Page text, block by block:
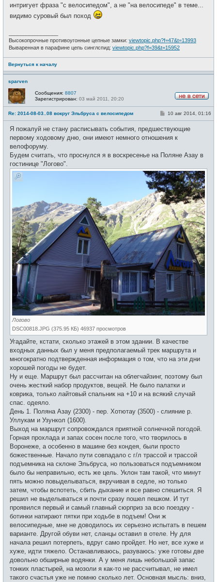
б
интригует фраза "с велосипедом", а не "на велосипеде" в теме...
видимо суровый был поход
Высокопрочные противоугонные цепные замки: viewtopic.php?f=47&t=13993
Вываренная в парафине цепь синглспид: viewtopic.php?f=39&t=15952
Вернуться к началу
sparven
е
в
с
Сообщения: 8807
Зарегистрирован: 03 май 2011, 20:20
Re: 2014-08-03..08 вокруг Эльбруса с велосипедом
С
б
щ
и
10 авг 2014, 01:16
Я пожалуй не стану расписывать события, предшествующие
первому ходовому дню, они имеют немного отношения к
велофоруму.
Будем считать, что проснулся я в воскресенье на Поляне Азау в
гостинице "Логово".
Логово
DSC00818.JPG (375.95 КБ) 46937 просмотров
Угадайте, кстати, сколько этажей в этом здании. В качестве
входных данных был у меня предполагаемый трек маршрута и
многократно подтвержденная информация о том, что на эти дни
хорошей погоды не будет.
Ну и еще. Маршрут был рассчитан на облегчайзинг, поэтому был
очень жесткий набор продуктов, вещей. Не было палатки и
коврика, только лайтовый спальник на +10 и на всякий случай
спас. одеяло.
День 1. Поляна Азау (2300) - пер. Хотютау (3500) - слияние р.
Уллукам и Узункол (1600).
Выход на маршрут сопровождался приятной солнечной погодой.
Горная прохлада и запах сосен после того, что творилось в
Воронеже, а особенно в машине без кондея, были просто
божественные. Начало пути совпадало с г/л трассой и трассой
подъемника на склоне Эльбруса, но пользоваться подъемником
было бы неправильно, есть же цель. Уклон там такой, что минут
пять можно повыделываться, вкручивая в седле, но только
затем, чтобы вспотеть, сбить дыхание и все равно спешиться. Я
решил не выделываться и почти сразу пошел пешком. И тут
проявился первый и самый главный сюрприз за всю поездку -
ботинки натирают пятки при ходьбе в подъем! Они ж
велосипедные, мне не доводилось их серьезно испытать в пешем
варианте. Другой обуви нет, сланцы оставил в отеле. Ну для
начала решил потерпеть, вдруг само пройдет. Но нет, все хуже и
хуже, идти тяжело. Останавливаюсь, разуваюсь: уже готовы две
довольно обширные водянки. А у меня лишь небольшой запас
тонких пластырей, на мозоли я как-то не рассчитывал, не имел
такого счастья уже не помню сколько лет. Основная мысль: вниз,